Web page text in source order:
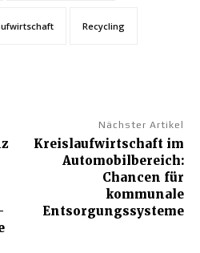
Recycling
Nächster Artikel
Kreislaufwirtschaft im
Automobilbereich:
Chancen für
kommunale
Entsorgungssysteme